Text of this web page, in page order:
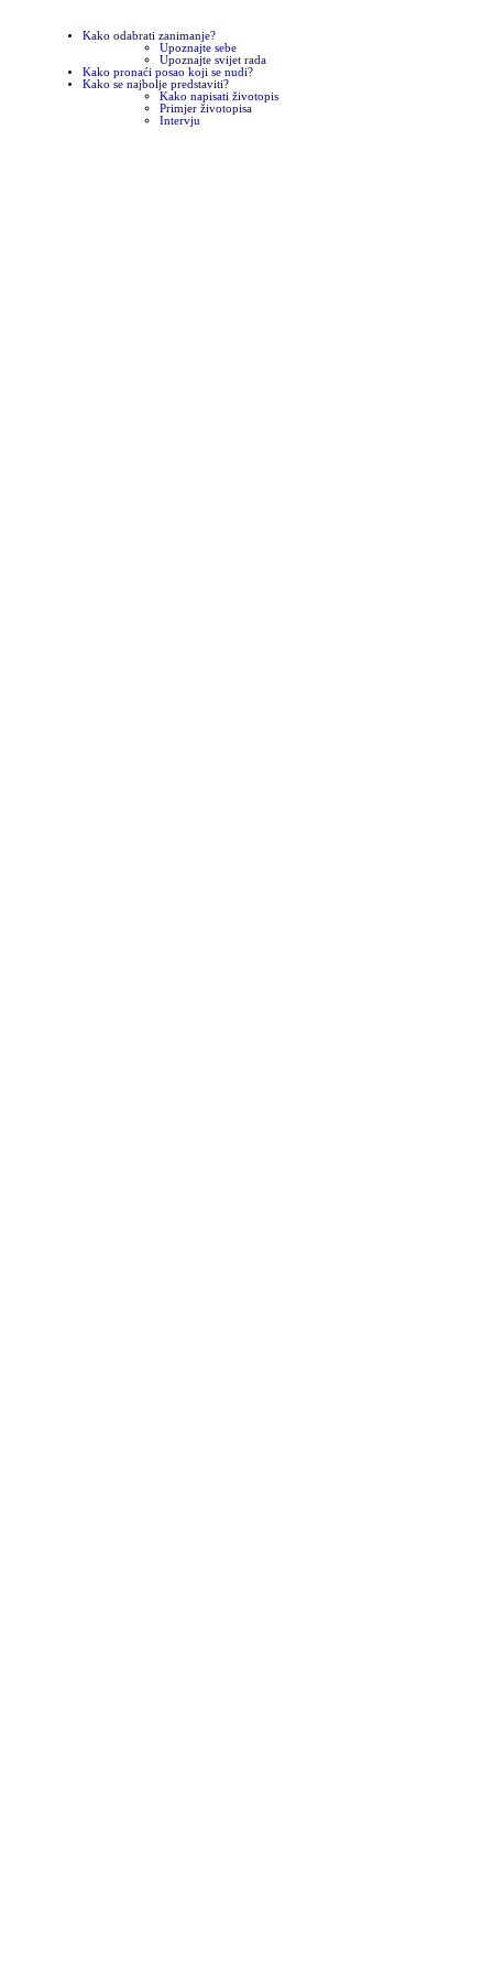
Kako odabrati zanimanje?
Upoznajte sebe
Upoznajte svijet rada
Kako pronaći posao koji se nudi?
Kako se najbolje predstaviti?
Kako napisati životopis
Primjer životopisa
Intervju